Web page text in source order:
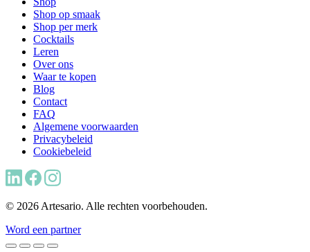
Shop op smaak
Shop per merk
Cocktails
Leren
Over ons
Waar te kopen
Blog
Contact
FAQ
Algemene voorwaarden
Privacybeleid
Cookiebeleid
© 2026 Artesario. Alle rechten voorbehouden.
Word een partner